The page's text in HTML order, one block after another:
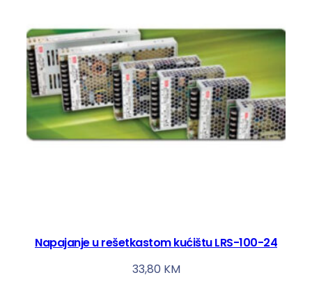
Napajanje u rešetkastom kućištu LRS-100-24
33,80 KM